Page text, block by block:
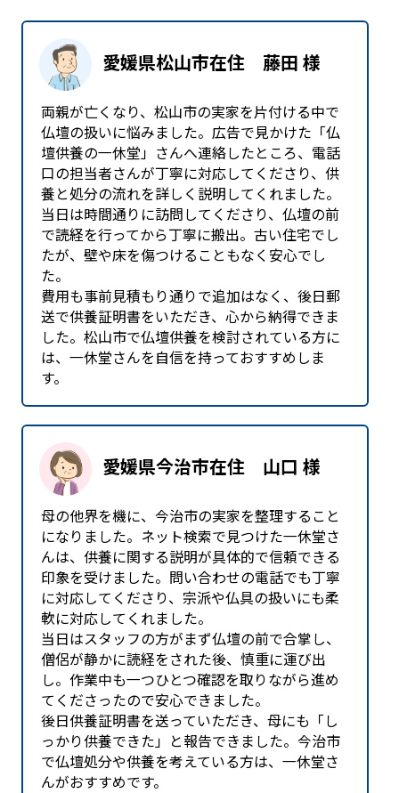
愛媛県松山市在住 藤田 様
両親が亡くなり、松山市の実家を片付ける中で
仏壇の扱いに悩みました。広告で見かけた「仏
壇供養の一休堂」さんへ連絡したところ、電話
口の担当者さんが丁寧に対応してくださり、供
養と処分の流れを詳しく説明してくれました。
当日は時間通りに訪問してくださり、仏壇の前
で読経を行ってから丁寧に搬出。古い住宅でし
たが、壁や床を傷つけることもなく安心でし
た。
費用も事前見積もり通りで追加はなく、後日郵
送で供養証明書をいただき、心から納得できま
した。松山市で仏壇供養を検討されている方に
は、一休堂さんを自信を持っておすすめしま
す。
愛媛県今治市在住 山口 様
母の他界を機に、今治市の実家を整理すること
になりました。ネット検索で見つけた一休堂さ
んは、供養に関する説明が具体的で信頼できる
印象を受けました。問い合わせの電話でも丁寧
に対応してくださり、宗派や仏具の扱いにも柔
軟に対応してくれました。
当日はスタッフの方がまず仏壇の前で合掌し、
僧侶が静かに読経をされた後、慎重に運び出
し。作業中も一つひとつ確認を取りながら進め
てくださったので安心できました。
後日供養証明書を送っていただき、母にも「し
っかり供養できた」と報告できました。今治市
で仏壇処分や供養を考えている方は、一休堂さ
んがおすすめです。